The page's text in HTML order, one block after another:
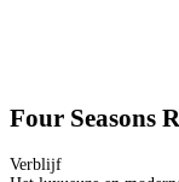
Four Seasons
Verblijf